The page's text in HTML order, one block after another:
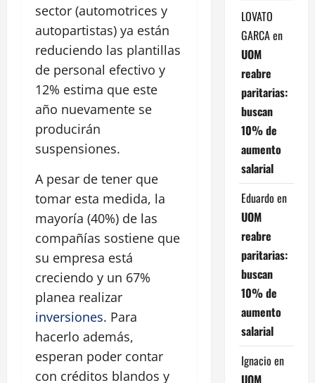
sector (automotrices y
autopartistas) ya están
reduciendo las plantillas
de personal efectivo y
12% estima que este
año nuevamente se
producirán
suspensiones.
A pesar de tener que
tomar esta medida, la
mayoría (40%) de las
compañías sostiene que
su empresa está
creciendo y un 67%
planea realizar
inversiones. Para
hacerlo además,
esperan poder contar
con créditos blandos y
LOVATO
GARCAen
UOM
reabre
paritarias:
buscan
10% de
aumento
salarial
Eduardo en
UOM
reabre
paritarias:
buscan
10% de
aumento
salarial
Ignacio en
UOM